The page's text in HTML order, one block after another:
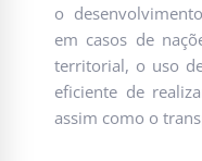
o
em casos de
territorial, o uso
eficiente de
assim como o